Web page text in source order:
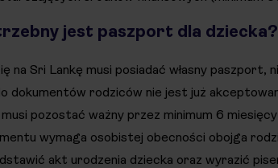
jest paszport dla dziecka?
na Sri Lankę musi posiadać własny paszport,
dokumentów rodziców nie jest już
pozostać ważny przez minimum 6
wymaga osobistej obecności obojga
akt urodzenia dziecka oraz wyrazić